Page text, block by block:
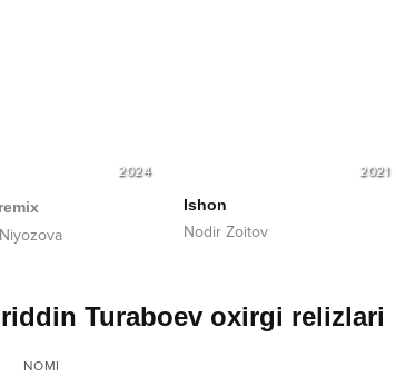
2024
remix
2021
Ishon
Nodir Zoitov
Turaboev oxirgi relizlari
NOMI